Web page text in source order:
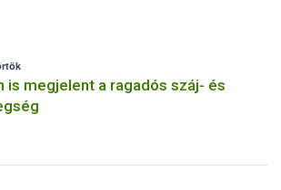
is megjelent a ragadós száj- és